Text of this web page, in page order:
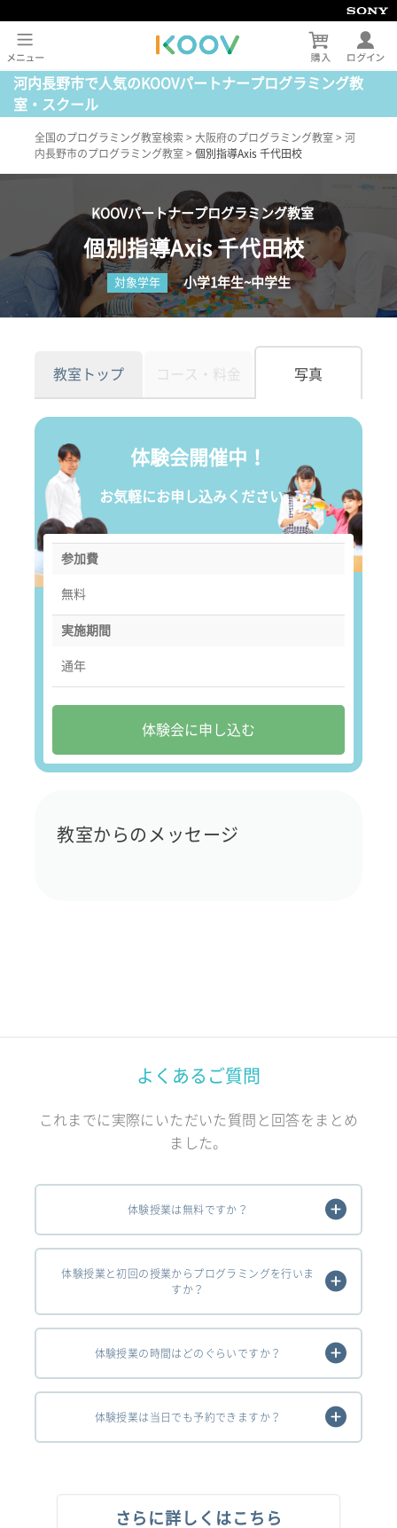
河内長野市で人気のKOOVパートナープログラミング教
室・スクール
全国のプログラミング教室検索 > 大阪府のプログラミング教室 > 河
内長野市のプログラミング教室 > 個別指導Axis 千代田校
KOOVパートナープログラミング教室
個別指導Axis 千代田校
対象学年 小学1年生~中学生
教室トップ コース・料金 写真
体験会開催中！
お気軽にお申し込みください。
参加費
無料
実施期間
通年
体験会に申し込む
教室からのメッセージ
よくあるご質問
これまでに実際にいただいた質問と回答をまとめ
ました。
体験授業は無料ですか？
体験授業と初回の授業からプログラミングを行いま
すか？
体験授業の時間はどのぐらいですか？
体験授業は当日でも予約できますか？
さらに詳しくはこちら